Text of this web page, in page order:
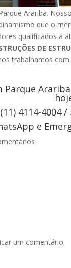
Arariba.
que o
qualificados a
DE
trabalhamos
(11) 4114-4004
e
um comentário.